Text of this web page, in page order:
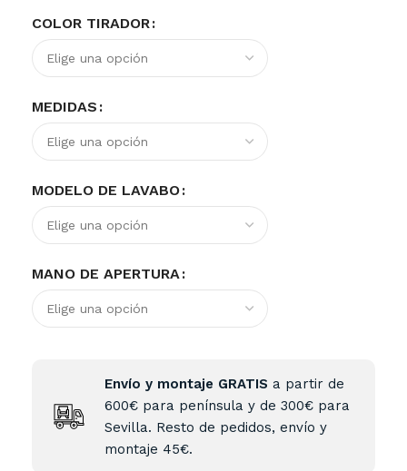
COLOR TIRADOR
MEDIDAS
MODELO DE LAVABO
MANO DE APERTURA
Envío y montaje GRATIS a partir de
600€ para península y de 300€ para
Sevilla. Resto de pedidos, envío y
montaje 45€.